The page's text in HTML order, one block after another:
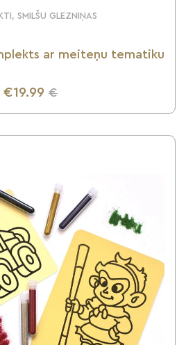
SMILŠU GLEZNIŅAS
ar meiteņu tematiku
€19.99 €
UZZINI VAIRĀK